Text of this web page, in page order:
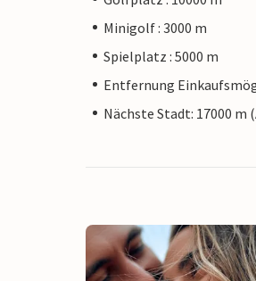
Minigolf : 3000 m
Spielplatz : 5000 m
Entfernung
Nächste Stadt: 17000 m